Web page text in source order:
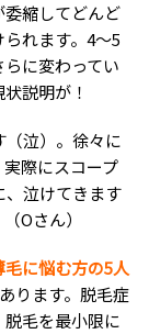
縮してどんど
れます。4～5
に変わってい
説明が！
（泣）。徐々に
際にスコープ
、泣けてきます
Oさん）
毛に悩む方の5人
ります。脱毛症
毛を最小限に